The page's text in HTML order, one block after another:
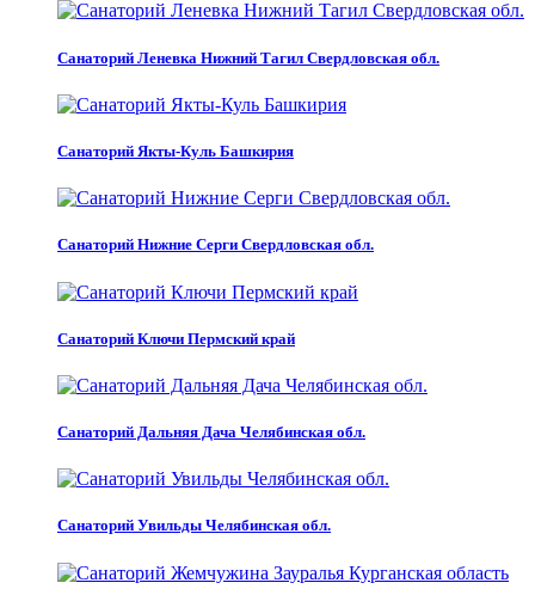
Санаторий Леневка Нижний Тагил Свердловская обл.
Санаторий Якты-Куль Башкирия
Санаторий Нижние Серги Свердловская обл.
Санаторий Ключи Пермский край
Санаторий Дальняя Дача Челябинская обл.
Санаторий Увильды Челябинская обл.